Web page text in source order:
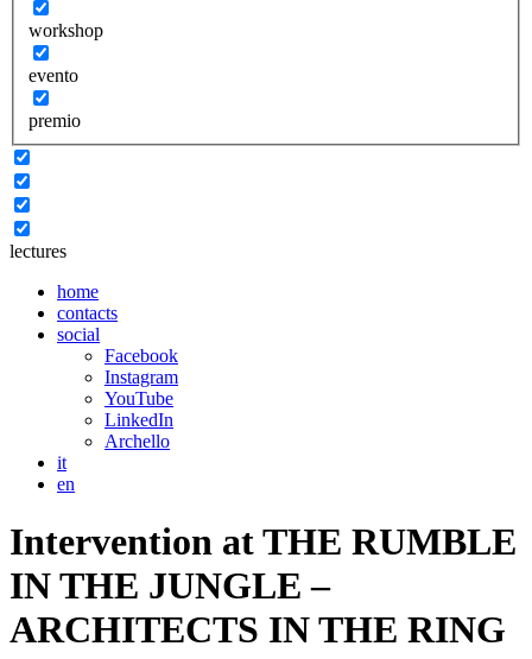
workshop
evento
premio
lectures
home
contacts
social
Facebook
Instagram
YouTube
LinkedIn
Archello
it
en
Intervention at THE RUMBLE
IN THE JUNGLE –
ARCHITECTS IN THE RING